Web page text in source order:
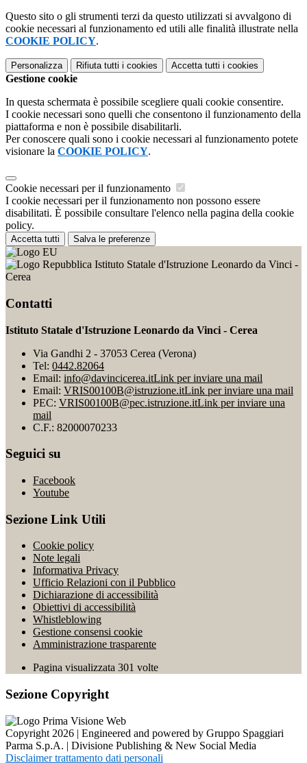
Questo sito o gli strumenti terzi da questo utilizzati si avvalgono di
cookie necessari al funzionamento ed utili alle finalità illustrate nella
COOKIE POLICY.
Personalizza Rifiuta tutti i cookies Accetta tutti i cookies
Gestione cookie
In questa schermata è possibile scegliere quali cookie consentire.
I cookie necessari sono quelli che consentono il funzionamento della
piattaforma e non è possibile disabilitarli.
Per conoscere quali sono i cookie necessari al funzionamento potete
visionare la COOKIE POLICY.
Cookie necessari per il funzionamento
I cookie necessari per il funzionamento non possono essere
disabilitati. È possibile consultare l'elenco nella pagina della cookie
policy.
Accetta tutti Salva le preferenze
Istituto Statale d'Istruzione Leonardo da Vinci -
Cerea
Contatti
Istituto Statale d'Istruzione Leonardo da Vinci - Cerea
Via Gandhi 2 - 37053 Cerea (Verona)
Tel: 0442.82064
Email: info@davincicerea.itLink per inviare una mail
Email: VRIS00100B@istruzione.itLink per inviare una mail
PEC: VRIS00100B@pec.istruzione.itLink per inviare una
mail
C.F.: 82000070233
Seguici su
Facebook
Youtube
Sezione Link Utili
Cookie policy
Note legali
Informativa Privacy
Ufficio Relazioni con il Pubblico
Dichiarazione di accessibilità
Obiettivi di accessibilità
Whistleblowing
Gestione consensi cookie
Amministrazione trasparente
Pagina visualizzata 301 volte
Sezione Copyright
Copyright 2026 | Engineered and powered by Gruppo Spaggiari
Parma S.p.A. | Divisione Publishing & New Social Media
Disclaimer trattamento dati personali